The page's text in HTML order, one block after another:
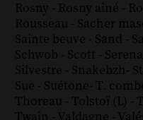
Rosny - Rosny aîné -
Rousseau - Sacher
Sainte beuve - Sand -
Schwob - Scott - Serena
Silvestre - Snakebzh-
Sue - Suétone- T.
Thoreau - Tolstoï (L) -